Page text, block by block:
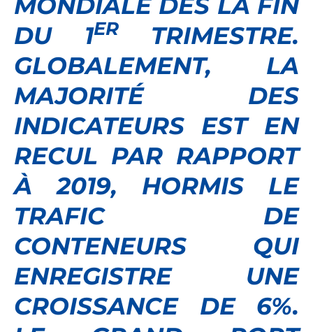
DU 1ERTRIMESTRE.
GLOBALEMENT, LA
MAJORITÉ DES
INDICATEURS EST EN
RECUL PAR RAPPORT
À 2019, HORMIS LE
TRAFIC DE
CONTENEURS QUI
ENREGISTRE UNE
CROISSANCE DE 6%.